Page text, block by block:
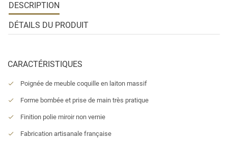
DESCRIPTION
DÉTAILS DU PRODUIT
CARACTÉRISTIQUES
Poignée de meuble coquille en laiton massif
Forme bombée et prise de main très pratique
Finition polie miroir non vernie
Fabrication artisanale française